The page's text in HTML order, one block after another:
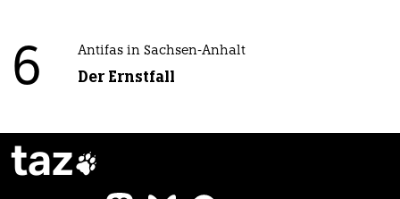
6 Antifas in Sachsen-Anhalt
Der Ernstfall
taz